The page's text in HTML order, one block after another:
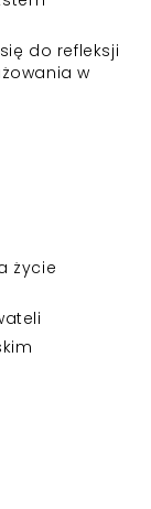
do refleksji
w
życie